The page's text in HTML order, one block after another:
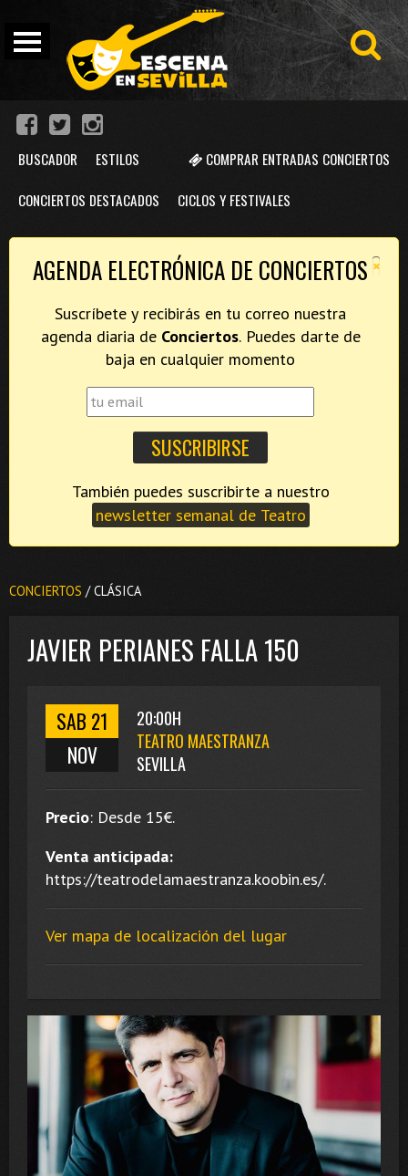
COMPRAR ENTRADAS CONCIERTOS
BUSCADOR ESTILOS
CONCIERTOS DESTACADOS CICLOS Y FESTIVALES
×
AGENDA ELECTRÓNICA DE CONCIERTOS
Suscríbete y recibirás en tu correo nuestra
agenda diaria de Conciertos. Puedes darte de
baja en cualquier momento
newsletter semanal de Teatro
CONCIERTOS / CLÁSICA
JAVIER PERIANES FALLA 150
SAB 21
NOV
20:00H
TEATRO MAESTRANZA
SEVILLA
Precio: Desde 15€.
Venta anticipada:
https://teatrodelamaestranza.koobin.es/.
Ver mapa de localización del lugar